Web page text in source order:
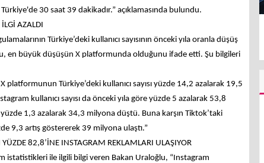
30 saat 39 dakikadır.” açıklamasında bulundu.
AZALDI
Türkiye’deki kullanıcı sayısının önceki yıla oranla düşüş
en büyük düşüşün X platformunda olduğunu ifade etti. Şu bilgileri
platformunun Türkiye’deki kullanıcı sayısı yüzde 14,2 azalarak 19,5
kullanıcı sayısı da önceki yıla göre yüzde 5 azalarak 53,8
yüzde 1,3 azalarak 34,3 milyona düştü. Buna karşın Tiktok’taki
9,3 artış göstererek 39 milyona ulaştı.”
82,8’İNE INSTAGRAM REKLAMLARI ULAŞIYOR
istatistikleri ile ilgili bilgi veren Bakan Uraloğlu, “Instagram